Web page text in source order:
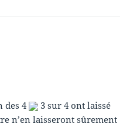
des 4
3 sur 4 ont laissé
n’en laisseront sûrement